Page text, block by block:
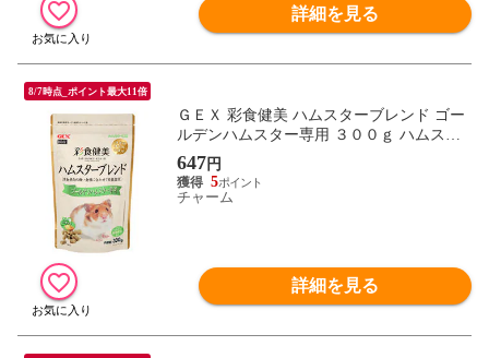
詳細を見る
8/7時点_ポイント最大11倍
ＧＥＸ 彩食健美 ハムスターブレンド ゴー
ルデンハムスター専用 ３００ｇ ハムスタ
ー 餌 主食 関東当日便
647 円
5
チャーム
詳細を見る